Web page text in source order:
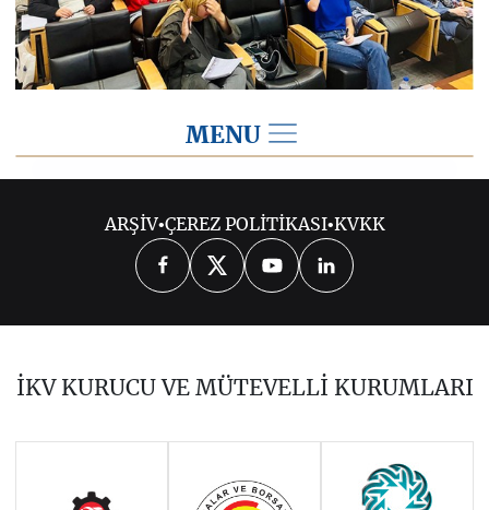
MENU
2026 2024 2023
2022 2021 2020
ARŞİV•ÇEREZ POLİTİKASI•KVKK
İKV KURUCU VE MÜTEVELLİ KURUMLARI